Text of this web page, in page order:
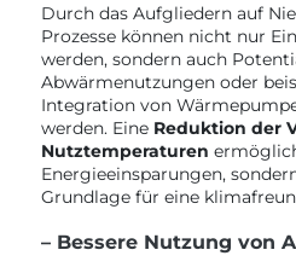
Durch das Aufgliedern auf
Prozesse können nicht nur
werden, sondern auch
Abwärmenutzungen oder
Integration von
werden. Eine Reduktion der
Nutztemperaturen
Energieeinsparungen,
Grundlage für eine
– Bessere Nutzung von